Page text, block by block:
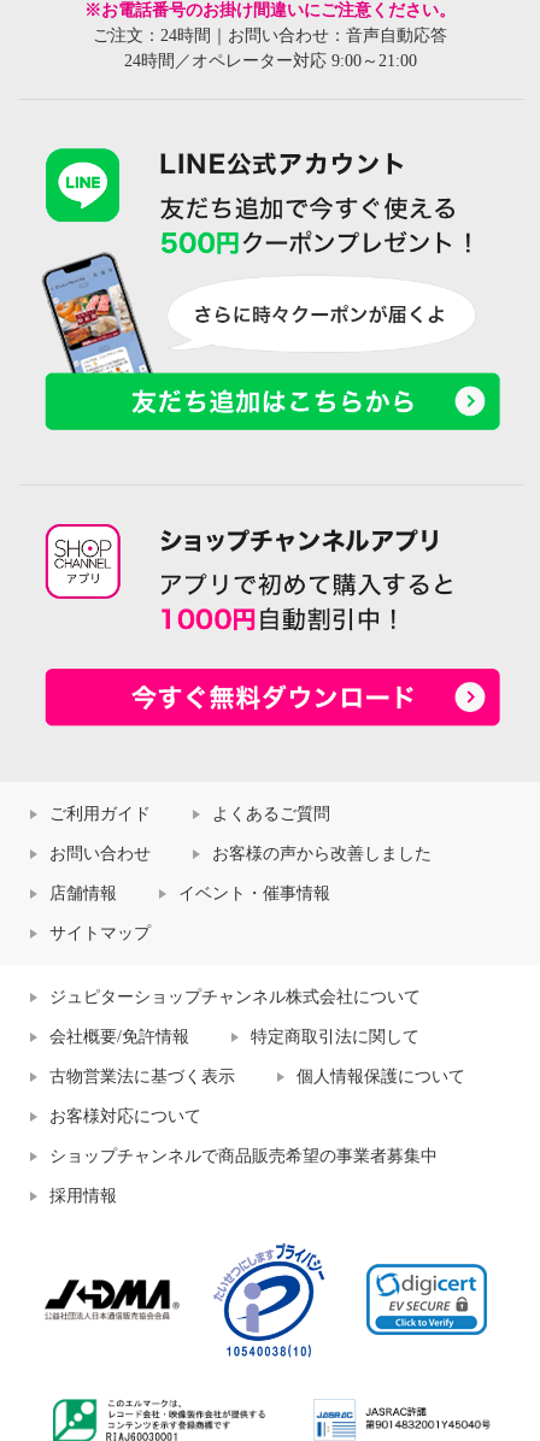
※お電話番号のお掛け間違いにご注意ください。
ご注文：24時間｜お問い合わせ：音声自動応答
24時間／オペレーター対応 9:00～21:00
ご利用ガイド よくあるご質問
お問い合わせ お客様の声から改善しました
店舗情報 イベント・催事情報
サイトマップ
ジュピターショップチャンネル株式会社について
会社概要/免許情報 特定商取引法に関して
古物営業法に基づく表示 個人情報保護について
お客様対応について
ショップチャンネルで商品販売希望の事業者募集中
採用情報